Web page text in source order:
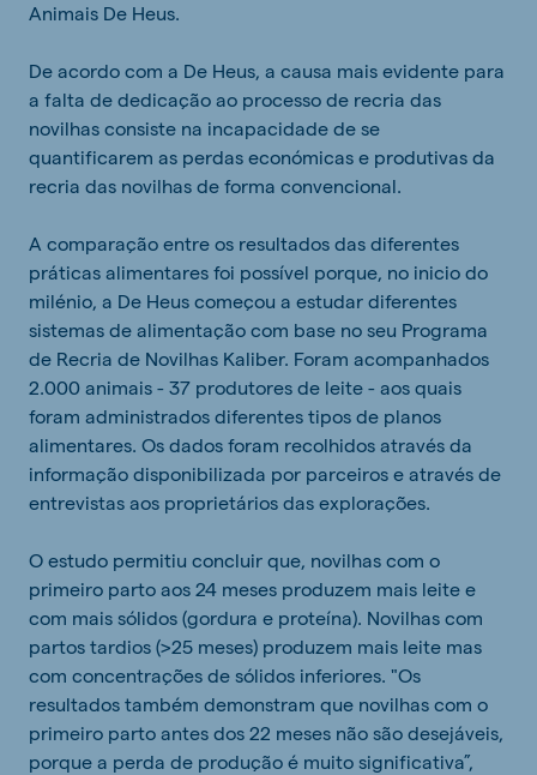
Animais De Heus.
De acordo com a De Heus, a causa mais evidente para
a falta de dedicação ao processo de recria das
novilhas consiste na incapacidade de se
quantificarem as perdas económicas e produtivas da
recria das novilhas de forma convencional.
A comparação entre os resultados das diferentes
práticas alimentares foi possível porque, no inicio do
milénio, a De Heus começou a estudar diferentes
sistemas de alimentação com base no seu Programa
de Recria de Novilhas Kaliber. Foram acompanhados
2.000 animais - 37 produtores de leite - aos quais
foram administrados diferentes tipos de planos
alimentares. Os dados foram recolhidos através da
informação disponibilizada por parceiros e através de
entrevistas aos proprietários das explorações.
O estudo permitiu concluir que, novilhas com o
primeiro parto aos 24 meses produzem mais leite e
com mais sólidos (gordura e proteína). Novilhas com
partos tardios (>25 meses) produzem mais leite mas
com concentrações de sólidos inferiores. "Os
resultados também demonstram que novilhas com o
primeiro parto antes dos 22 meses não são desejáveis,
porque a perda de produção é muito significativa”,